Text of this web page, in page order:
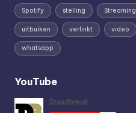
Spotify stelling Streaming
uitbuiken verlinkt video
whatsapp
YouTube